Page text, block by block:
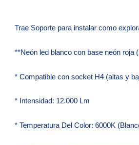
Trae Soporte para instalar como
**Neón led blanco con base neón roja
* Compatible con socket H4 (altas y
* Intensidad: 12.000 Lm
* Temperatura Del Color: 6000K